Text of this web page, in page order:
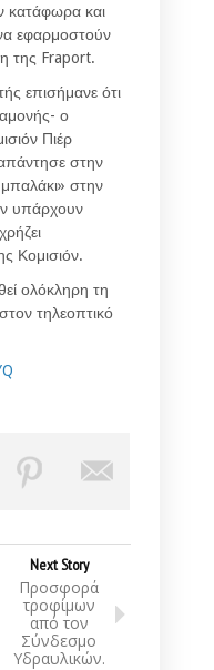
και
εφαρμοστούν
της Fraport.
επισήμανε ότι
ο
Πιέρ
στην
στην
υπάρχουν
Κομισιόν.
ολόκληρη τη
τηλεοπτικό
Next Story
Προσφορά
τροφίμων
από τον
Σύνδεσμο
Υδραυλικών.